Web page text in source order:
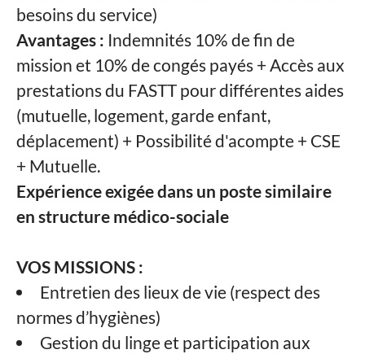
besoins du service)
Avantages : Indemnités 10% de fin de
mission et 10% de congés payés +Accès aux
prestations du FASTT pour différentes aides
(mutuelle, logement, garde enfant,
déplacement) + Possibilité d'acompte + CSE
+ Mutuelle.
Expérience exigée dans un poste similaire
en structure médico-sociale
VOS MISSIONS :
Entretien des lieux de vie (respect des
normes d’hygiènes)
Gestion du linge et participation aux